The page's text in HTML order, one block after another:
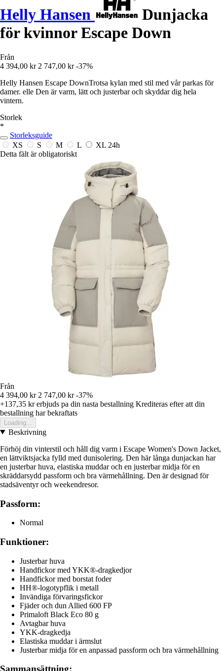
Helly Hansen
Dunjacka
för kvinnor Escape Down
Från
4 394,00 kr 2 747,00 kr -37%
Helly Hansen Escape DownTrotsa kylan med stil med vår parkas för
damer. elle Den är varm, lätt och justerbar och skyddar dig hela
vintern.
Storlek
*
Storleksguide
XS
S M L XL 24h
Detta fält är obligatoriskt
Från
4 394,00 kr 2 747,00 kr -37%
+137,35 krerbjuds pa din nasta bestallning Krediteras efter att din
bestallning har bekraftats
Loading...
Beskrivning
Förhöj din vinterstil och håll dig varm i Escape Women's Down Jacket,
en lättviktsjacka fylld med dunisolering. Den här långa dunjackan har
en justerbar huva, elastiska muddar och en justerbar midja för en
skräddarsydd passform och bra värmehållning. Den är designad för
stadsäventyr och weekendresor.
Passform:
Normal
Funktioner:
Justerbar huva
Handfickor med YKK®-dragkedjor
Handfickor med borstat foder
HH®-logotypflik i metall
Invändiga förvaringsfickor
Fjäder och dun Allied 600 FP
Primaloft Black Eco 80 g
Avtagbar huva
YKK-dragkedja
Elastiska muddar i ärmslut
Justerbar midja för en anpassad passform och bra värmehållning